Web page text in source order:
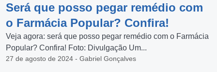
Será que posso pegar remédio com
o Farmácia Popular? Confira!
Veja agora: será que posso pegar remédio com o Farmácia
Popular? Confira! Foto: Divulgação Um...
27 de agosto de 2024 - Gabriel Gonçalves